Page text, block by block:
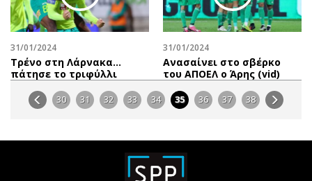
31/01/2024
Τρένο στη Λάρνακα…
πάτησε το τριφύλλι
31/01/2024
Aνασαίνει στο σβέρκο
του ΑΠΟΕΛ o Άρης (vid)
30 31 32 33 34 35 36 37 38